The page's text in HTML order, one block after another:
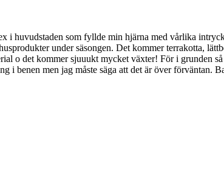
i huvudstaden som fyllde min hjärna med vårlika
under säsongen. Det kommer terrakotta,
o det kommer sjuuukt mycket växter! För i grunden
i benen men jag måste säga att det är över